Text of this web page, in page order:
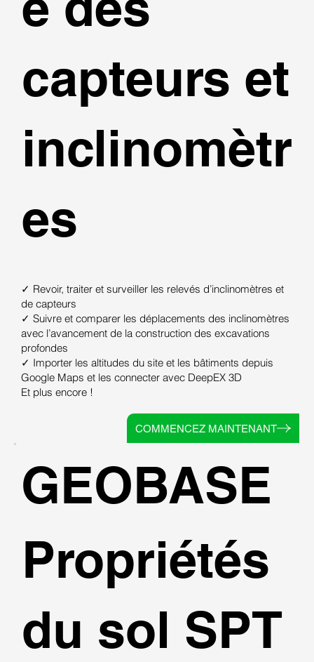
capteurs et
inclinomètr
es
✓ Revoir, traiter et surveiller les relevés d’inclinomètres et
de capteurs
✓ Suivre et comparer les déplacements des inclinomètres
avec l’avancement de la construction des excavations
profondes
✓ Importer les altitudes du site et les bâtiments depuis
Google Maps et les connecter avec DeepEX 3D
Et plus encore !
COMMENCEZ MAINTENANT
GEOBASE
Propriétés
du sol SPT